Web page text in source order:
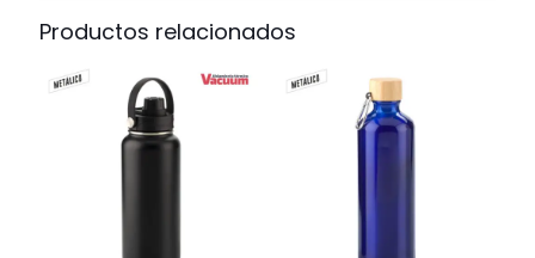
Productos relacionados